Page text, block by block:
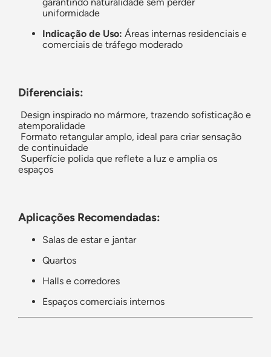
uniformidade
Indicação de Uso: Áreas internas residenciais e
comerciais de tráfego moderado
Diferenciais:
Design inspirado no mármore, trazendo sofisticação e
atemporalidade
Formato retangular amplo, ideal para criar sensação
de continuidade
Superfície polida que reflete a luz e amplia os
espaços
Aplicações Recomendadas:
Salas de estar e jantar
Quartos
Halls e corredores
Espaços comerciais internos